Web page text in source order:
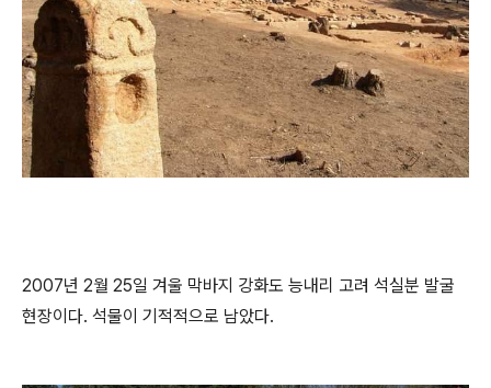
2007년 2월 25일 겨울 막바지 강화도 능내리 고려 석실분 발굴
현장이다. 석물이 기적적으로 남았다.